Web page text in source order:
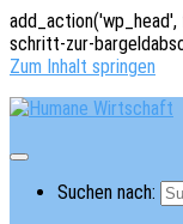
schritt-zur-
Zum Inhalt springen
Suchen nach: